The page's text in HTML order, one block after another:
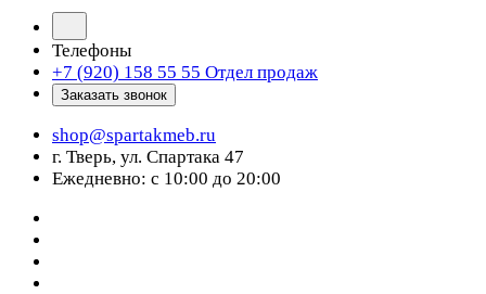
Телефоны
+7 (920) 158 55 55 Отдел продаж
Заказать звонок
shop@spartakmeb.ru
г. Тверь, ул. Спартака 47
Ежедневно: с 10:00 до 20:00